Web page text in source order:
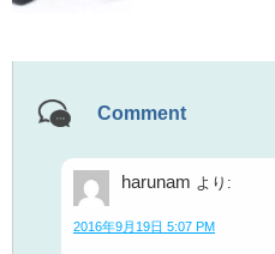
Comment
harunam より:
2016年9月19日 5:07 PM